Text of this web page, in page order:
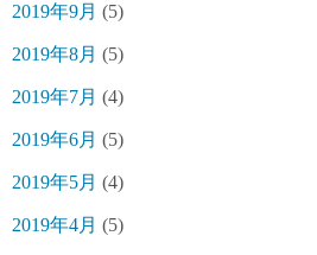
2019年9月 (5)
2019年8月 (5)
2019年7月 (4)
2019年6月 (5)
2019年5月 (4)
2019年4月 (5)